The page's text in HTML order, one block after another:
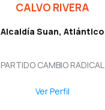
CALVO RIVERA
Alcaldía Suan, Atlántico
PARTIDO CAMBIO RADICAL
Ver Perfil